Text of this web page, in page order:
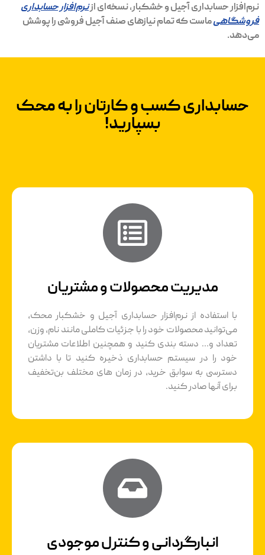
نرم‌افزار حسابداری آجیل و خشکبار، نسخه‌ای ازنرم‌افزار حسابداری
فروشگاهیماست که تمام نیازهای صنف آجیل فروشی را پوشش
می‌دهد.
حسابداری کسب و کار‌تان را به محک
بسپارید!
مدیریت محصولات و مشتریان
با استفاده از نرم‌افزار حسابداری آجیل و خشکبار محک،
می‌توانید محصولات خود را با جزئیات کاملی مانند نام، وزن،
تعداد و… دسته بندی کنید و همچنین اطلاعات مشتریان
خود را در سیستم حسابداری ذخیره کنید تا با داشتن
دسترسی به سوابق خرید، در زمان های مختلف بن‌تخفیف
برای آنها صادر کنید.
انبارگردانی و کنترل موجودی